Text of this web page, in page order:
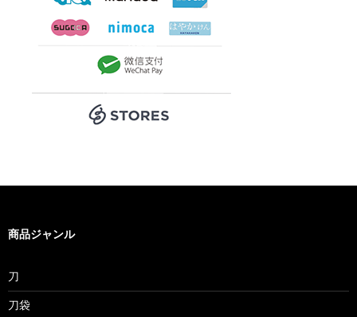
商品ジャンル
刀
刀袋